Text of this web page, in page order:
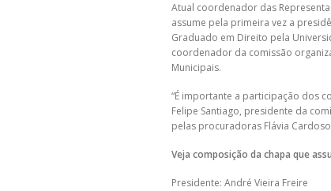
Atual coordenador das
assume pela primeira vez a
Graduado em Direito pela
coordenador da comissão
Municipais.
“É importante a participação dos
Felipe Santiago, presidente da
pelas procuradoras Flávia
Veja composição da chapa que
Presidente: André Vieira Freire